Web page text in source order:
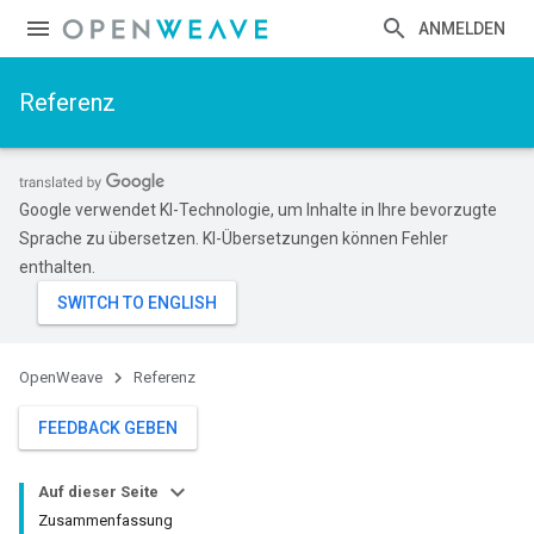
ANMELDEN
Referenz
Google verwendet KI-Technologie, um Inhalte in Ihre bevorzugte
Sprache zu übersetzen. KI-Übersetzungen können Fehler
enthalten.
OpenWeave Referenz
FEEDBACK GEBEN
Auf dieser Seite
Zusammenfassung